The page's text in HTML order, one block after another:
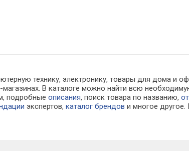
технику, электронику, товары для дома и
магазинах. В каталоге можно найти всю
подробныеописания, поиск товара по названию,
экспертов,каталог брендов и многое